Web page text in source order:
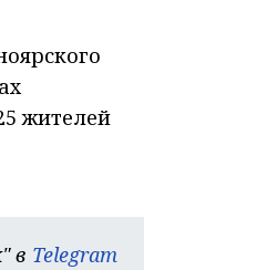
жителей
в Telegram